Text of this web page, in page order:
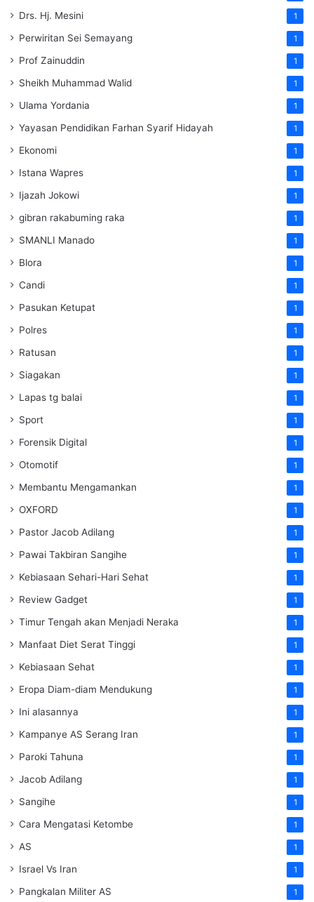
Drs. Hj. Mesini 1
Perwiritan Sei Semayang 1
Prof Zainuddin 1
Sheikh Muhammad Walid 1
Ulama Yordania 1
Yayasan Pendidikan Farhan Syarif Hidayah 1
Ekonomi 1
Istana Wapres 1
Ijazah Jokowi 1
gibran rakabuming raka 1
SMANLI Manado 1
Blora 1
Candi 1
Pasukan Ketupat 1
Polres 1
Ratusan 1
Siagakan 1
Lapas tg balai 1
Sport 1
Forensik Digital 1
Otomotif 1
Membantu Mengamankan 1
OXFORD 1
Pastor Jacob Adilang 1
Pawai Takbiran Sangihe 1
Kebiasaan Sehari-Hari Sehat 1
Review Gadget 1
Timur Tengah akan Menjadi Neraka 1
Manfaat Diet Serat Tinggi 1
Kebiasaan Sehat 1
Eropa Diam-diam Mendukung 1
Ini alasannya 1
Kampanye AS Serang Iran 1
Paroki Tahuna 1
Jacob Adilang 1
Sangihe 1
Cara Mengatasi Ketombe 1
AS 1
Israel Vs Iran 1
Pangkalan Militer AS 1